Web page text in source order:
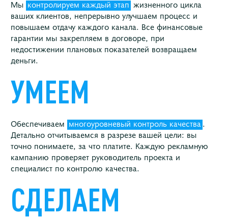
Мы контролируем каждый этап жизненного цикла
ваших клиентов, непрерывно улучшаем процесс и
повышаем отдачу каждого канала. Все финансовые
гарантии мы закрепляем в договоре, при
недостижении плановых показателей возвращаем
деньги.
УМЕЕМ
Обеспечиваем многоуровневый контроль качества.
Детально отчитываемся в разрезе вашей цели: вы
точно понимаете, за что платите. Каждую рекламную
кампанию проверяет руководитель проекта и
специалист по контролю качества.
СДЕЛАЕМ